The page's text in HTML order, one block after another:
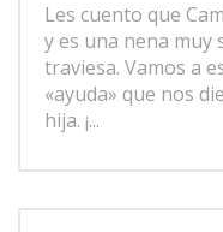
Les cuento que
y es una nena muy
traviesa. Vamos a
«ayuda» que nos
hija. ¡...